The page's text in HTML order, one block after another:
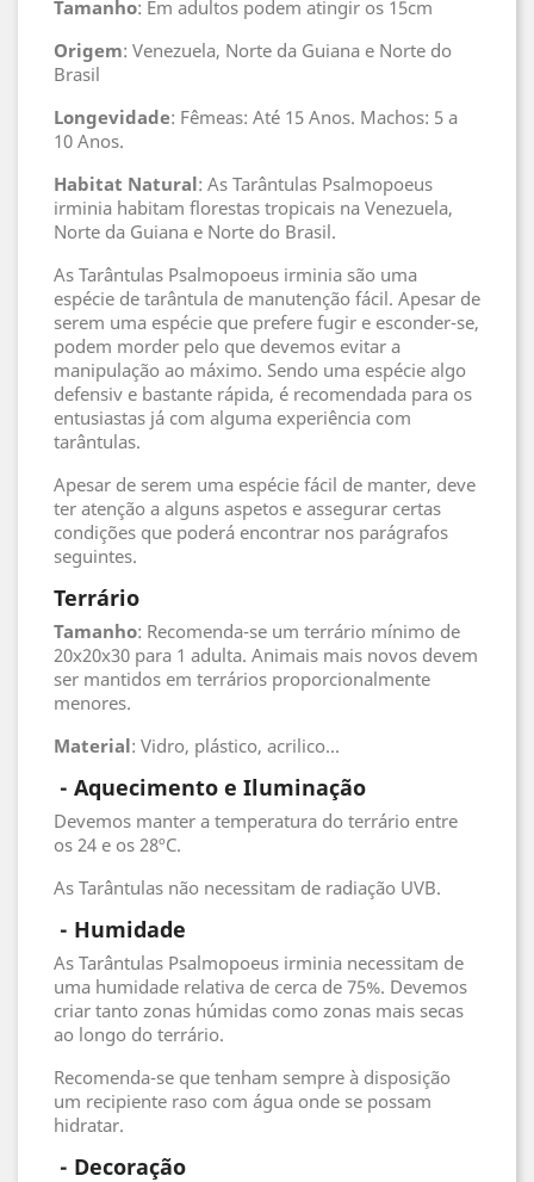
Tamanho: Em adultos podem atingir os 15cm
Origem: Venezuela, Norte da Guiana e Norte do
Brasil
Longevidade: Fêmeas: Até 15 Anos. Machos: 5 a
10 Anos.
Habitat Natural: As Tarântulas Psalmopoeus
irminia habitam florestas tropicais na Venezuela,
Norte da Guiana e Norte do Brasil.
As Tarântulas Psalmopoeus irminia são uma
espécie de tarântula de manutenção fácil. Apesar de
serem uma espécie que prefere fugir e esconder-se,
podem morder pelo que devemos evitar a
manipulação ao máximo. Sendo uma espécie algo
defensiv e bastante rápida, é recomendada para os
entusiastas já com alguma experiência com
tarântulas.
Apesar de serem uma espécie fácil de manter, deve
ter atenção a alguns aspetos e assegurar certas
condições que poderá encontrar nos parágrafos
seguintes.
Terrário
Tamanho: Recomenda-se um terrário mínimo de
20x20x30 para 1 adulta. Animais mais novos devem
ser mantidos em terrários proporcionalmente
menores.
Material: Vidro, plástico, acrilico...
- Aquecimento e Iluminação
Devemos manter a temperatura do terrário entre
os 24 e os 28ºC.
As Tarântulas não necessitam de radiação UVB.
- Humidade
As Tarântulas Psalmopoeus irminia necessitam de
uma humidade relativa de cerca de 75%. Devemos
criar tanto zonas húmidas como zonas mais secas
ao longo do terrário.
Recomenda-se que tenham sempre à disposição
um recipiente raso com água onde se possam
hidratar.
- Decoração